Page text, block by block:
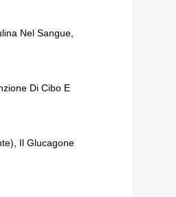
Nel Sangue,
Di Cibo E
Il Glucagone